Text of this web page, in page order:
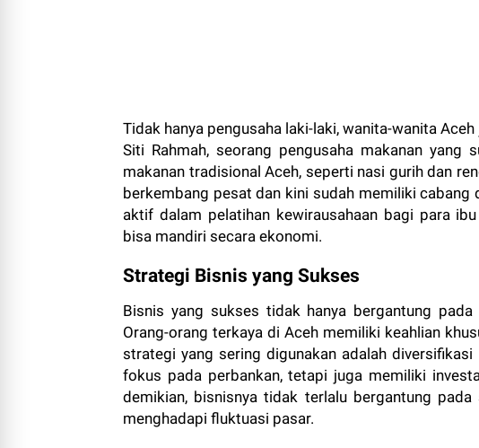
Tidak hanya pengusaha laki-laki, wanita-wanita
Siti Rahmah, seorang pengusaha makanan yang
makanan tradisional Aceh, seperti nasi gurih dan
berkembang pesat dan kini sudah memiliki
aktif dalam pelatihan kewirausahaan bagi para
bisa mandiri secara ekonomi.
Strategi Bisnis yang Sukses
Bisnis yang sukses tidak hanya bergantung
Orang-orang terkaya di Aceh memiliki keahlian
strategi yang sering digunakan adalah
fokus pada perbankan, tetapi juga memiliki
demikian, bisnisnya tidak terlalu bergantung
menghadapi fluktuasi pasar.